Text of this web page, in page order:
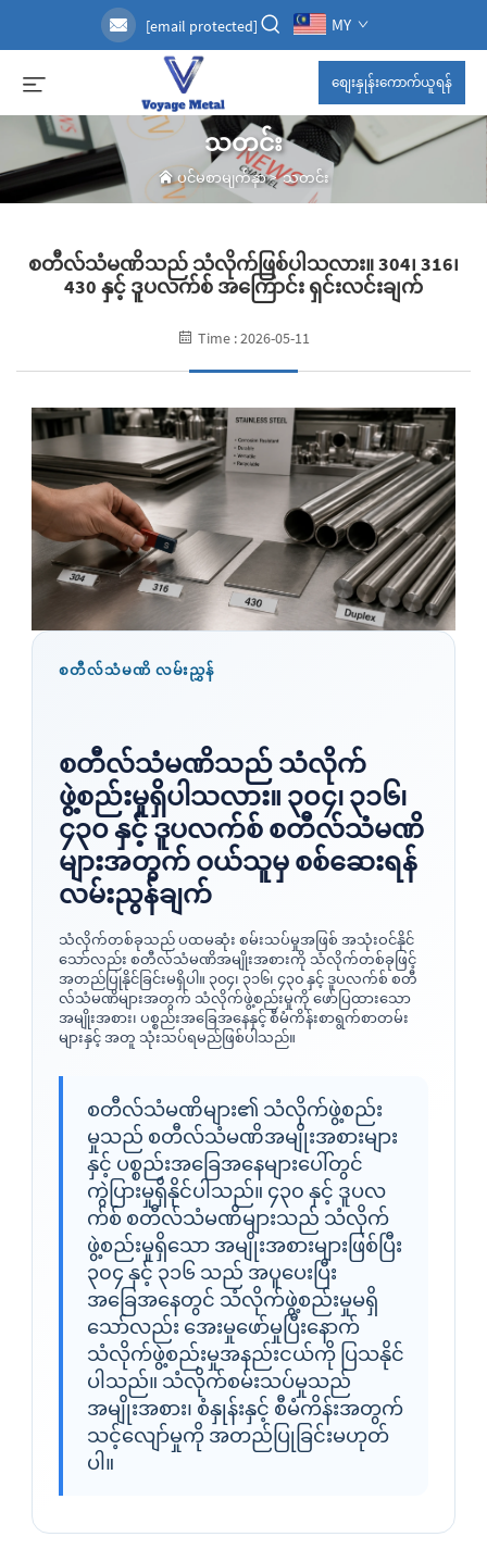
[email protected] MY
စျေးနှုန်းကောက်ယူရန်
သတင်း
ပင်မစာမျက်နှာ>သတင်း
စတီလ်သံမဏိသည် သံလိုက်ဖြစ်ပါသလား။ 304၊ 316၊
430 နှင့် ဒူပလက်စ် အကြောင်း ရှင်းလင်းချက်
Time : 2026-05-11
စတီလ်သံမဏိ လမ်းညွှန်
စတီလ်သံမဏိသည် သံလိုက်
ဖွဲ့စည်းမှုရှိပါသလား။ ၃၀၄၊ ၃၁၆၊
၄၃၀ နှင့် ဒူပလက်စ် စတီလ်သံမဏိ
များအတွက် ဝယ်သူမှ စစ်ဆေးရန်
လမ်းညွန်ချက်
သံလိုက်တစ်ခုသည် ပထမဆုံး စမ်းသပ်မှုအဖြစ် အသုံးဝင်နိုင်
သော်လည်း စတီလ်သံမဏိအမျိုးအစားကို သံလိုက်တစ်ခုဖြင့်
အတည်ပြုနိုင်ခြင်းမရှိပါ။ ၃၀၄၊ ၃၁၆၊ ၄၃၀ နှင့် ဒူပလက်စ် စတီ
လ်သံမဏိများအတွက် သံလိုက်ဖွဲ့စည်းမှုကို ဖော်ပြထားသော
အမျိုးအစား၊ ပစ္စည်းအခြေအနေနှင့် စီမံကိန်းစာရွက်စာတမ်း
များနှင့် အတူ သုံးသပ်ရမည်ဖြစ်ပါသည်။
စတီလ်သံမဏိများ၏ သံလိုက်ဖွဲ့စည်း
မှုသည် စတီလ်သံမဏိအမျိုးအစားများ
နှင့် ပစ္စည်းအခြေအနေများပေါ်တွင်
ကွဲပြားမှုရှိနိုင်ပါသည်။ ၄၃၀ နှင့် ဒူပလ
က်စ် စတီလ်သံမဏိများသည် သံလိုက်
ဖွဲ့စည်းမှုရှိသော အမျိုးအစားများဖြစ်ပြီး
၃၀၄ နှင့် ၃၁၆ သည် အပူပေးပြီး
အခြေအနေတွင် သံလိုက်ဖွဲ့စည်းမှုမရှိ
သော်လည်း အေးမှုဖော်မှုပြီးနောက်
သံလိုက်ဖွဲ့စည်းမှုအနည်းငယ်ကို ပြသနိုင်
ပါသည်။ သံလိုက်စမ်းသပ်မှုသည်
အမျိုးအစား၊ စံနှုန်းနှင့် စီမံကိန်းအတွက်
သင့်လျော်မှုကို အတည်ပြုခြင်းမဟုတ်
ပါ။